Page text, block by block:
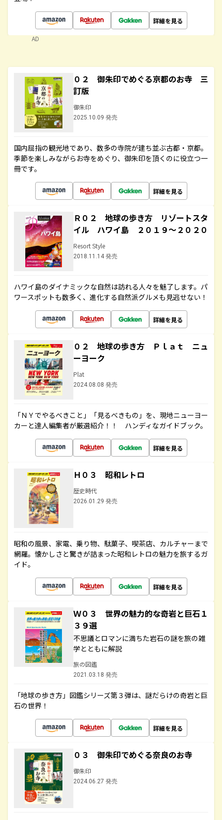
詳細を見る
AD
０２ 御朱印でめぐる京都のお寺 三
訂版
御朱印
2025.10.09 発売
国内屈指の観光地であり、数多の寺院が建ち並ぶ古都・京都。
季節を楽しみながらお寺をめぐり、御朱印を頂くのに役立つ一
冊です。
詳細を見る
Ｒ０２ 地球の歩き方 リゾートスタ
イル ハワイ島 ２０１９～２０２０
Resort Style
2018.11.14 発売
ハワイ島のダイナミックな自然は訪れる人々を魅了します。パ
ワースポットも数多く、進化する自然派グルメも見逃せない！
詳細を見る
０２ 地球の歩き方 Ｐｌａｔ ニュ
ーヨーク
Plat
2024.08.08 発売
「ＮＹでやるべきこと」「見るべきもの」を、現地ニューヨー
カーと達人編集者が厳選紹介！！ ハンディなガイドブック。
詳細を見る
Ｈ０３ 昭和レトロ
歴史時代
2026.01.29 発売
昭和の風景、家電、乗り物、駄菓子、喫茶店、カルチャーまで
網羅。懐かしさと驚きが詰まった昭和レトロの魅力を旅するガ
イド。
詳細を見る
Ｗ０３ 世界の魅力的な奇岩と巨石１
３９選
不思議とロマンに満ちた岩石の謎を旅の雑
学とともに解説
旅の図鑑
2021.03.18 発売
「地球の歩き方」図鑑シリーズ第３弾は、謎だらけの奇岩と巨
石の世界！
詳細を見る
０３ 御朱印でめぐる奈良のお寺
御朱印
2024.06.27 発売